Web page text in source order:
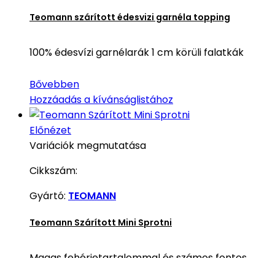
Teomann szárított édesvizi garnéla topping
100% édesvízi garnélarák 1 cm körüli falatkák
Bővebben
Hozzáadás a kívánságlistához
Előnézet
Variációk megmutatása
Cikkszám:
Gyártó: TEOMANN
Teomann Szárított Mini Sprotni